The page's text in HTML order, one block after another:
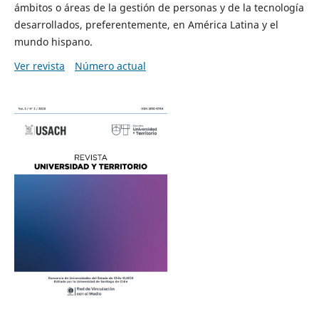
ámbitos o áreas de la gestión de personas y de la tecnología
desarrollados, preferentemente, en América Latina y el
mundo hispano.
Ver revista
Número actual